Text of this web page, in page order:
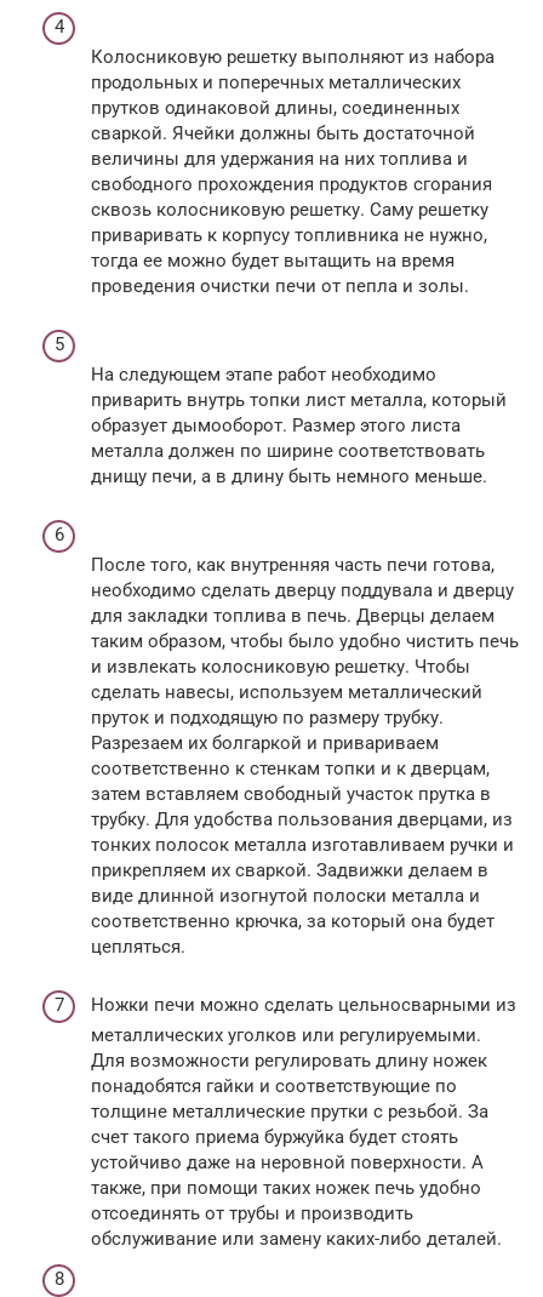
Колосниковую решетку выполняют из набора
продольных и поперечных металлических
прутков одинаковой длины, соединенных
сваркой. Ячейки должны быть достаточной
величины для удержания на них топлива и
свободного прохождения продуктов сгорания
сквозь колосниковую решетку. Саму решетку
приваривать к корпусу топливника не нужно,
тогда ее можно будет вытащить на время
проведения очистки печи от пепла и золы.
На следующем этапе работ необходимо
приварить внутрь топки лист металла, который
образует дымооборот. Размер этого листа
металла должен по ширине соответствовать
днищу печи, а в длину быть немного меньше.
После того, как внутренняя часть печи готова,
необходимо сделать дверцу поддувала и дверцу
для закладки топлива в печь. Дверцы делаем
таким образом, чтобы было удобно чистить печь
и извлекать колосниковую решетку. Чтобы
сделать навесы, используем металлический
пруток и подходящую по размеру трубку.
Разрезаем их болгаркой и привариваем
соответственно к стенкам топки и к дверцам,
затем вставляем свободный участок прутка в
трубку. Для удобства пользования дверцами, из
тонких полосок металла изготавливаем ручки и
прикрепляем их сваркой. Задвижки делаем в
виде длинной изогнутой полоски металла и
соответственно крючка, за который она будет
цепляться.
Ножки печи можно сделать цельносварными из
металлических уголков или регулируемыми.
Для возможности регулировать длину ножек
понадобятся гайки и соответствующие по
толщине металлические прутки с резьбой. За
счет такого приема буржуйка будет стоять
устойчиво даже на неровной поверхности. А
также, при помощи таких ножек печь удобно
отсоединять от трубы и производить
обслуживание или замену каких-либо деталей.